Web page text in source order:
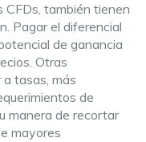
CFDs, también tienen
Pagar el diferencial
de ganancia
Otras
tasas, más
de
manera de recortar
mayores